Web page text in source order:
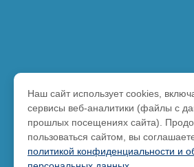
Наш сайт использует cookies,
сервисы веб-аналитики (файлы с
прошлых посещениях сайта).
пользоваться сайтом, вы
политикой конфиденциальности и